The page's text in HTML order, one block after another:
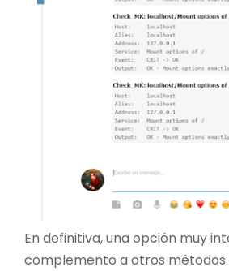
En definitiva, una opción muy
complemento a otros métodos